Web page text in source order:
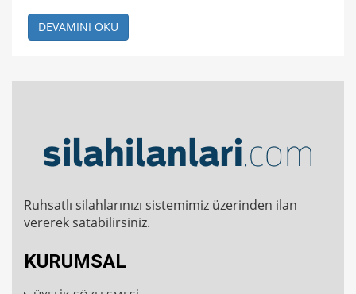
DEVAMINI OKU
Ruhsatlı silahlarınızı sistemimiz üzerinden ilan
vererek satabilirsiniz.
KURUMSAL